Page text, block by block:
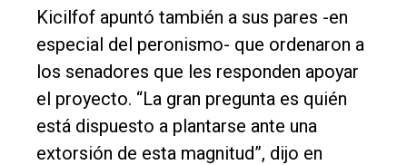
Kicilfof apuntó también a sus pares -en
especial del peronismo- que ordenaron a
los senadores que les responden apoyar
el proyecto. “La gran pregunta es quién
está dispuesto a plantarse ante una
extorsión de esta magnitud”, dijo en